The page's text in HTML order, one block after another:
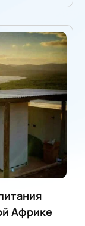
и
зарядка в
высоких
Африке